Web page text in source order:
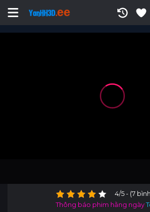
4/5 - (7
Thông báo phim hằng ngày